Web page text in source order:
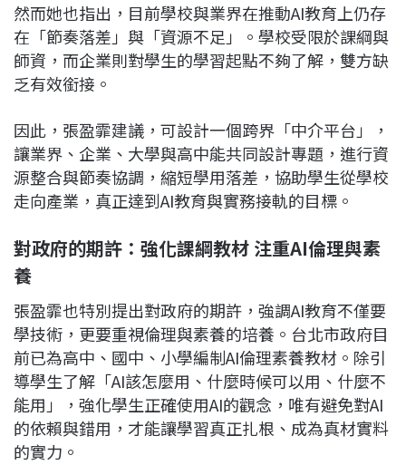
然而她也指出，目前學校與業界在推動AI教育上仍存
在「節奏落差」與「資源不足」。學校受限於課綱與
師資，而企業則對學生的學習起點不夠了解，雙方缺
乏有效銜接。
因此，張盈霏建議，可設計一個跨界「中介平台」，
讓業界、企業、大學與高中能共同設計專題，進行資
源整合與節奏協調，縮短學用落差，協助學生從學校
走向產業，真正達到AI教育與實務接軌的目標。
對政府的期許：強化課綱教材 注重AI倫理與素
養
張盈霏也特別提出對政府的期許，強調AI教育不僅要
學技術，更要重視倫理與素養的培養。台北市政府目
前已為高中、國中、小學編制AI倫理素養教材。除引
導學生了解「AI該怎麼用、什麼時候可以用、什麼不
能用」，強化學生正確使用AI的觀念，唯有避免對AI
的依賴與錯用，才能讓學習真正扎根、成為真材實料
的實力。